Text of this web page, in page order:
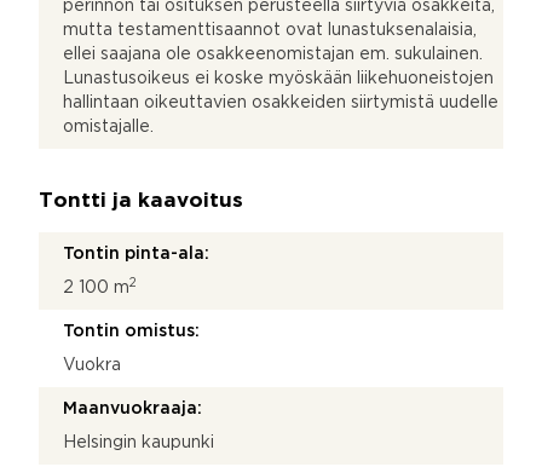
perinnön tai osituksen perusteella siirtyviä osakkeita,
mutta testamenttisaannot ovat lunastuksenalaisia,
ellei saajana ole osakkeenomistajan em. sukulainen.
Lunastusoikeus ei koske myöskään liikehuoneistojen
hallintaan oikeuttavien osakkeiden siirtymistä uudelle
omistajalle.
Tontti ja kaavoitus
Tontin pinta-ala:
2 100 m2
Tontin omistus:
Vuokra
Maanvuokraaja:
Helsingin kaupunki